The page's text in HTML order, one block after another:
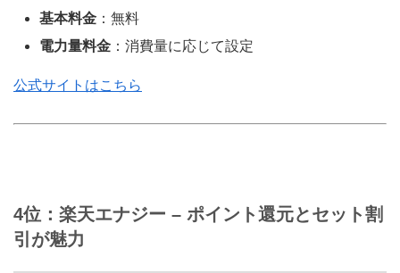
基本料金 ：無料
電力量料金 ：消費量に応じて設定
公式サイトはこちら
4位：楽天エナジー – ポイント還元とセット割
引が魅力